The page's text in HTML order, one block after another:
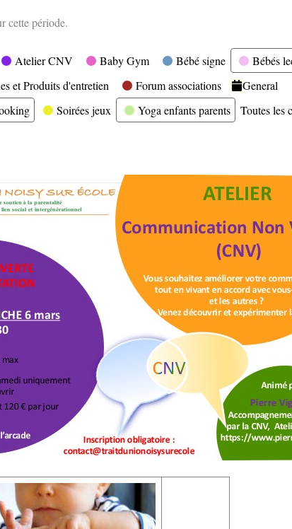
cette période.
Atelier CNV Baby Gym Bébé signe
Bébés
et Produits d'entretien Forum associations
General
Soirées jeux Yoga enfants parents
Toutes les